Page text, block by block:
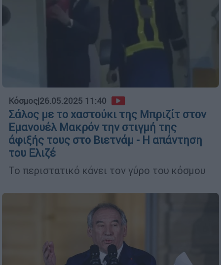
Κόσμος|26.05.2025 11:40
Σάλος με το χαστούκι της Μπριζίτ στον
Εμανουέλ Μακρόν την στιγμή της
άφιξής τους στο Βιετνάμ - Η απάντηση
του Ελιζέ
Το περιστατικό κάνει τον γύρο του κόσμου